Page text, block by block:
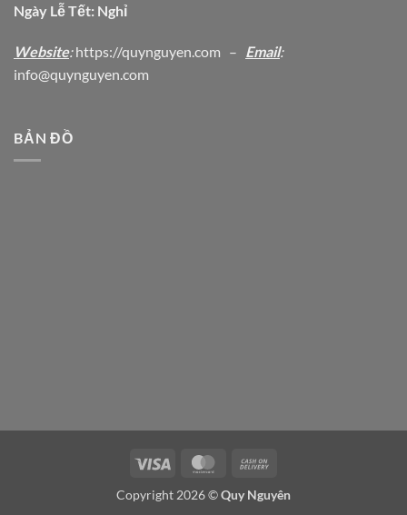
Ngày Lễ Tết: Nghỉ
Website:https://quynguyen.com – Email:
info@quynguyen.com
BẢN ĐỒ
Visa MasterCard
Delivery
Copyright 2026 ©Quy Nguyên